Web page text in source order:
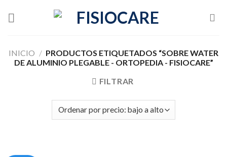
INICIO / PRODUCTOS ETIQUETADOS “SOBRE WATER
DE ALUMINIO PLEGABLE - ORTOPEDIA - FISIOCARE”
FILTRAR